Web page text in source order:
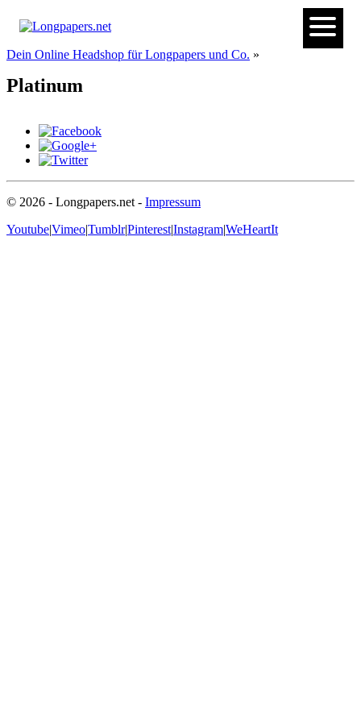
Dein Online Headshop für Longpapers und Co. »
Platinum
© 2026 - Longpapers.net - Impressum
Youtube|Vimeo|Tumblr|Pinterest|Instagram|WeHeartIt